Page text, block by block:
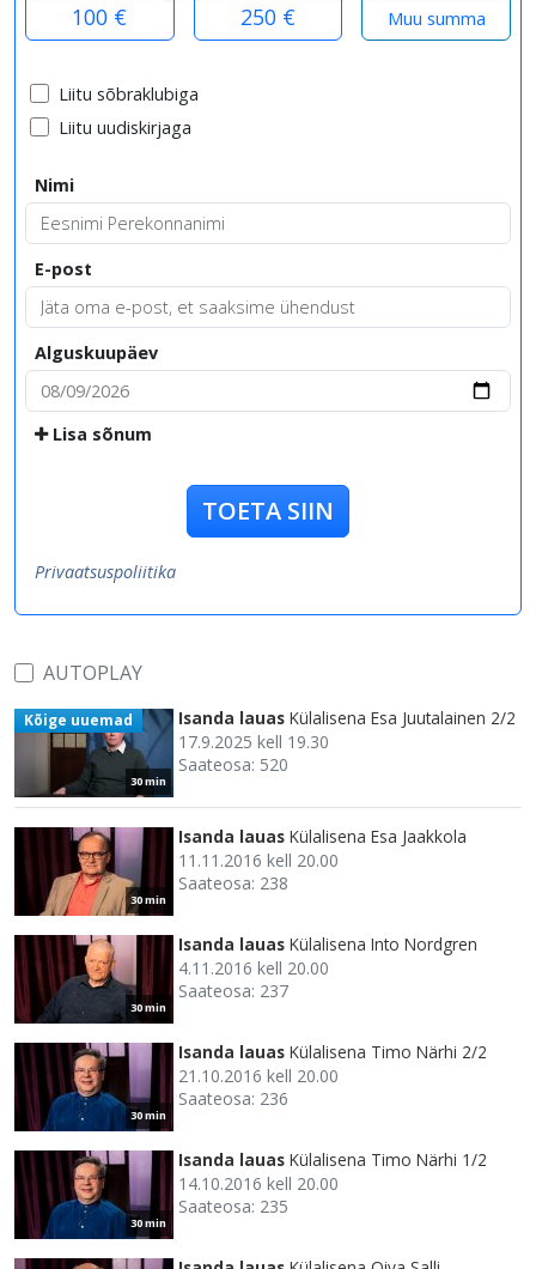
100 € 250 €
Liitu sõbraklubiga
Liitu uudiskirjaga
Nimi
E-post
Alguskuupäev
Lisa sõnum
TOETA SIIN
Privaatsuspoliitika
AUTOPLAY
30 min
Kõige uuemad Isanda lauas Külalisena Esa Juutalainen 2/2
17.9.2025 kell 19.30
Saateosa: 520
30 min
Isanda lauas Külalisena Esa Jaakkola
11.11.2016 kell 20.00
Saateosa: 238
30 min
Isanda lauas Külalisena Into Nordgren
4.11.2016 kell 20.00
Saateosa: 237
30 min
Isanda lauas Külalisena Timo Närhi 2/2
21.10.2016 kell 20.00
Saateosa: 236
30 min
Isanda lauas Külalisena Timo Närhi 1/2
14.10.2016 kell 20.00
Saateosa: 235